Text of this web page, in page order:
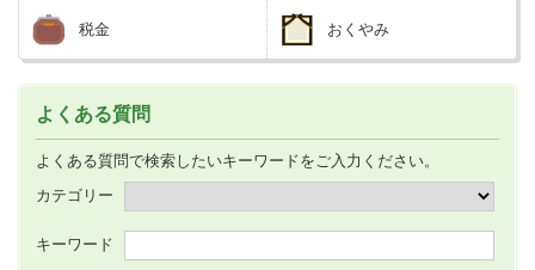
税金 おくやみ
よくある質問
よくある質問で検索したいキーワードをご入力ください。
カテゴリー
キーワード